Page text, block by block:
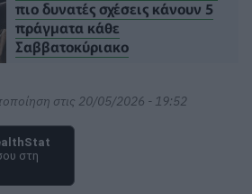
πιο δυνατές σχέσεις κάνουν 5
πράγματα κάθε
Σαββατοκύριακο
στις 20/05/2026 - 19:52
στη